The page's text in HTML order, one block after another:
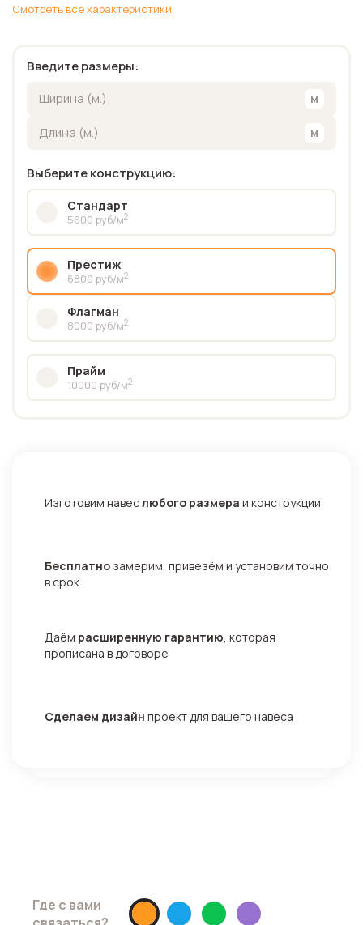
Введите размеры:
Выберите конструкцию:
Стандарт
5600 руб/м2
Престиж
6800 руб/м2
Флагман
8000 руб/м2
Прайм
10000 руб/м2
Смотреть все характеристики
Изготовим навеслюбого размера и конструкции
Бесплатно замерим, привезём и установим точно
в срок
Даём расширенную гарантию , которая
прописана в договоре
Сделаем дизайн проект для вашего навеса
Где с вами